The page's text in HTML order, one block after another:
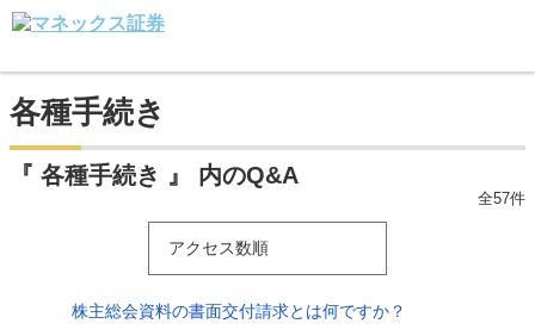
各種手続き
『 各種手続き 』 内のQ&A
全57件
アクセス数順
株主総会資料の書面交付請求とは何ですか？